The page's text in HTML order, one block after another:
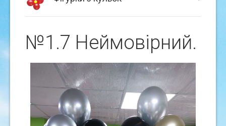
№1.7 Неймовiрний.